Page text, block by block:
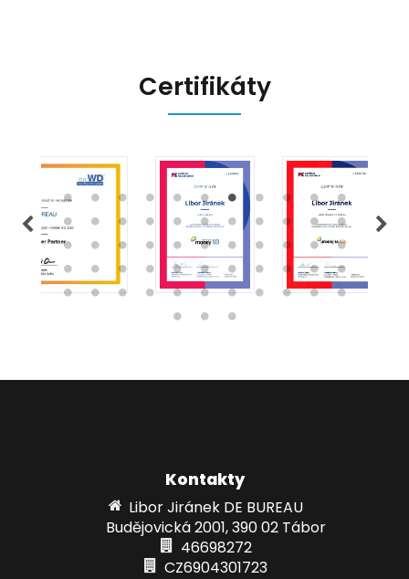
Certifikáty
Kontakty
Libor Jiránek DE BUREAU
Budějovická 2001, 390 02 Tábor
46698272
CZ6904301723